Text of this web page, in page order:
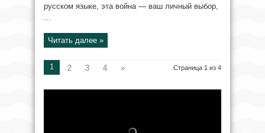
русском языке, эта война — ваш личный выбор,
...
Читать далее »
Страница 1 из 4
1 2 3 4 »